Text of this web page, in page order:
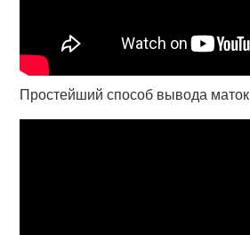
Простейший способ вывода маток